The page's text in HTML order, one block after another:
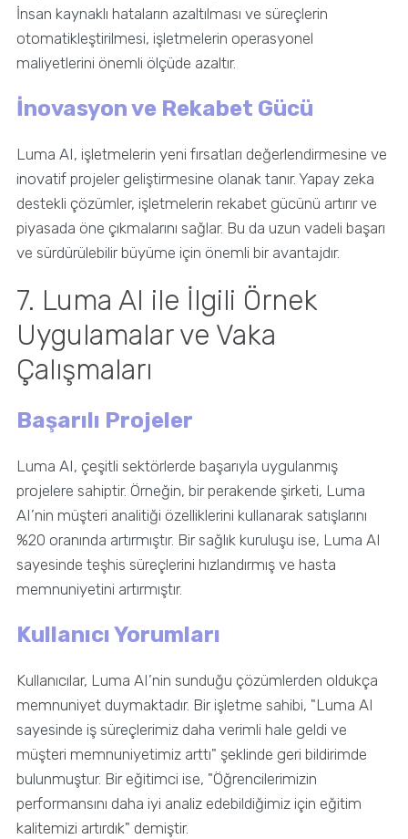
İnsan kaynaklı hataların azaltılması ve süreçlerin
otomatikleştirilmesi, işletmelerin operasyonel
maliyetlerini önemli ölçüde azaltır.
İnovasyon ve Rekabet Gücü
Luma AI, işletmelerin yeni fırsatları değerlendirmesine ve
inovatif projeler geliştirmesine olanak tanır. Yapay zeka
destekli çözümler, işletmelerin rekabet gücünü artırır ve
piyasada öne çıkmalarını sağlar. Bu da uzun vadeli başarı
ve sürdürülebilir büyüme için önemli bir avantajdır.
7. Luma AI ile İlgili Örnek
Uygulamalar ve Vaka
Çalışmaları
Başarılı Projeler
Luma AI, çeşitli sektörlerde başarıyla uygulanmış
projelere sahiptir. Örneğin, bir perakende şirketi, Luma
AI’nin müşteri analitiği özelliklerini kullanarak satışlarını
%20 oranında artırmıştır. Bir sağlık kuruluşu ise, Luma AI
sayesinde teşhis süreçlerini hızlandırmış ve hasta
memnuniyetini artırmıştır.
Kullanıcı Yorumları
Kullanıcılar, Luma AI’nin sunduğu çözümlerden oldukça
memnuniyet duymaktadır. Bir işletme sahibi, "Luma AI
sayesinde iş süreçlerimiz daha verimli hale geldi ve
müşteri memnuniyetimiz arttı" şeklinde geri bildirimde
bulunmuştur. Bir eğitimci ise, "Öğrencilerimizin
performansını daha iyi analiz edebildiğimiz için eğitim
kalitemizi artırdık" demiştir.